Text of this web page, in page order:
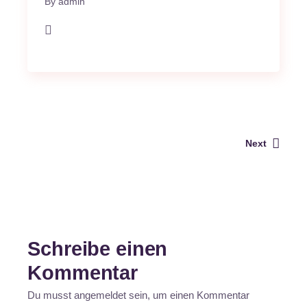
Next
Schreibe einen
Kommentar
Du musstangemeldet sein, um einen Kommentar